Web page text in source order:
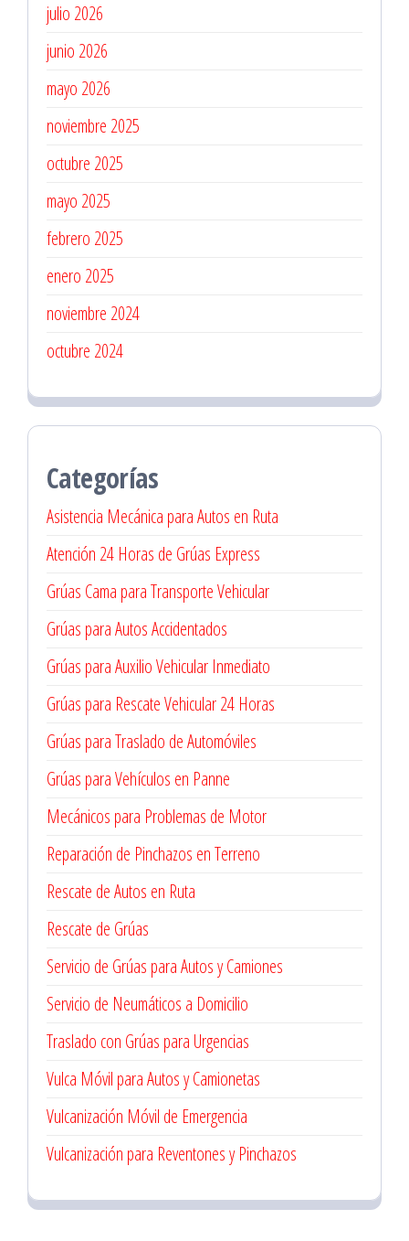
julio 2026
junio 2026
mayo 2026
noviembre 2025
octubre 2025
mayo 2025
febrero 2025
enero 2025
noviembre 2024
octubre 2024
Categorías
Asistencia Mecánica para Autos en Ruta
Atención 24 Horas de Grúas Express
Grúas Cama para Transporte Vehicular
Grúas para Autos Accidentados
Grúas para Auxilio Vehicular Inmediato
Grúas para Rescate Vehicular 24 Horas
Grúas para Traslado de Automóviles
Grúas para Vehículos en Panne
Mecánicos para Problemas de Motor
Reparación de Pinchazos en Terreno
Rescate de Autos en Ruta
Rescate de Grúas
Servicio de Grúas para Autos y Camiones
Servicio de Neumáticos a Domicilio
Traslado con Grúas para Urgencias
Vulca Móvil para Autos y Camionetas
Vulcanización Móvil de Emergencia
Vulcanización para Reventones y Pinchazos